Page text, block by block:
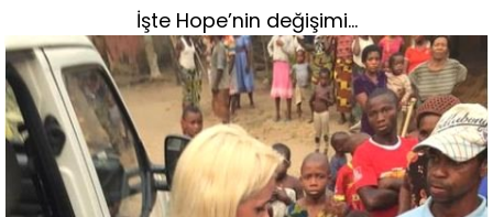
İşte Hope’nin değişimi…